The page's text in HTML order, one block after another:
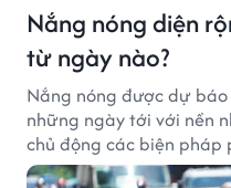
Nắng nóng diện
từ ngày nào?
Nắng nóng được dự
những ngày tới với nền
chủ động các biện
tác động của thời tiết